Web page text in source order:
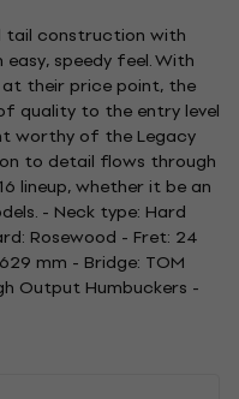
tail construction with
speedy feel. With
their price point, the
quality to the entry level
worthy of the Legacy
to detail flows through
lineup, whether it be an
- Neck type: Hard
Rosewood - Fret: 24
mm - Bridge: TOM
Output Humbuckers -